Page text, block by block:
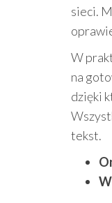
sieci.
W
na
dzięki
tekst.